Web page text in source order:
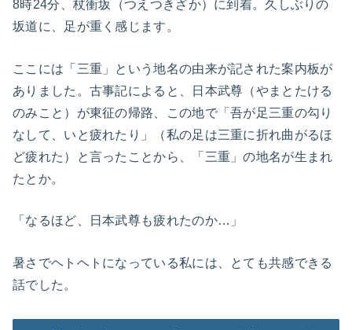
8時24分、杖衝坂（つえつきざか）に到着。久しぶりの
坂道に、足が重く感じます。
ここには「三重」という地名の由来が記された案内板が
ありました。古事記によると、日本武尊（やまとたける
のみこと）が東征の帰路、この地で「吾が足三重の勾り
なして、いと疲れたり」（私の足は三重に折れ曲がるほ
ど疲れた）と言ったことから、「三重」の地名が生まれ
たとか。
「なるほど、日本武尊も疲れたのか…」
暑さでヘトヘトになっている私には、とても共感できる
話でした。